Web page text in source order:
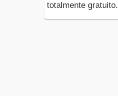
totalmente gratuito.